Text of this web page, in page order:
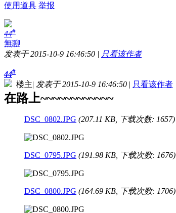
使用道具 举报
44#
無聊
发表于 2015-10-9 16:46:50 | 只看该作者
44#
楼主| 发表于 2015-10-9 16:46:50 | 只看该作者
在路上~~~~~~~~~~~~
DSC_0802.JPG (207.11 KB, 下载次数: 1657)
DSC_0795.JPG (191.98 KB, 下载次数: 1676)
DSC_0800.JPG (164.69 KB, 下载次数: 1706)